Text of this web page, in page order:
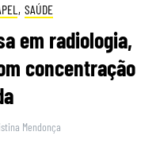
, SAÚDE
em radiologia,
concentração
Mendonça